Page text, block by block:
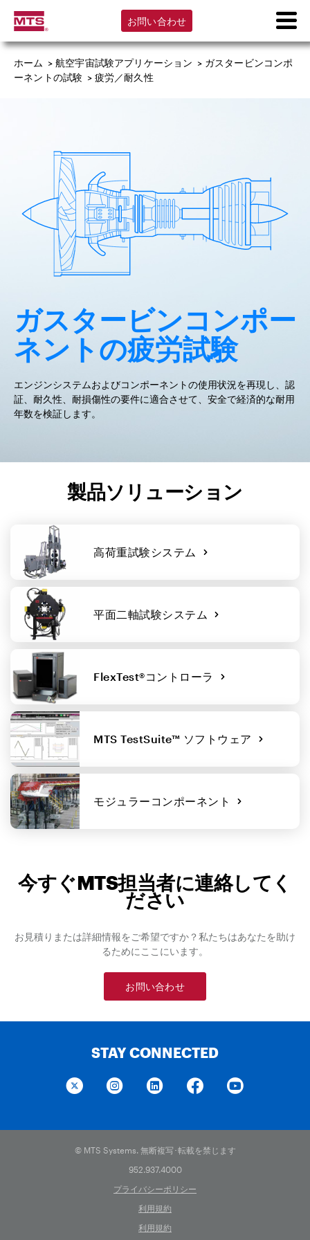
お問い合わせ
ホーム >航空宇宙試験アプリケーション > ガスタービンコンポ
ーネントの試験 > 疲労／耐久性
ガスタービンコンポー
ネントの疲労試験
エンジンシステムおよびコンポーネントの使用状況を再現し、認
証、耐久性、耐損傷性の要件に適合させて、安全で経済的な耐用
年数を検証します。
製品ソリューション
高荷重試験システム
平面二軸試験システム
FlexTest®コントローラ
MTS TestSuite™ ソフトウェア
モジュラーコンポーネント
今すぐMTS担当者に連絡してく
ださい
お見積りまたは詳細情報をご希望ですか？私たちはあなたを助け
るためにここにいます。
お問い合わせ
STAY CONNECTED
© MTS Systems. 無断複写･転載を禁じます
952.937.4000
プライバシーポリシー
利用規約
利用規約